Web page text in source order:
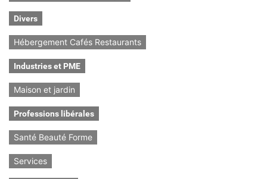
Divers
Hébergement Cafés Restaurants
Industries et PME
Maison et jardin
Professions libérales
Santé Beauté Forme
Services